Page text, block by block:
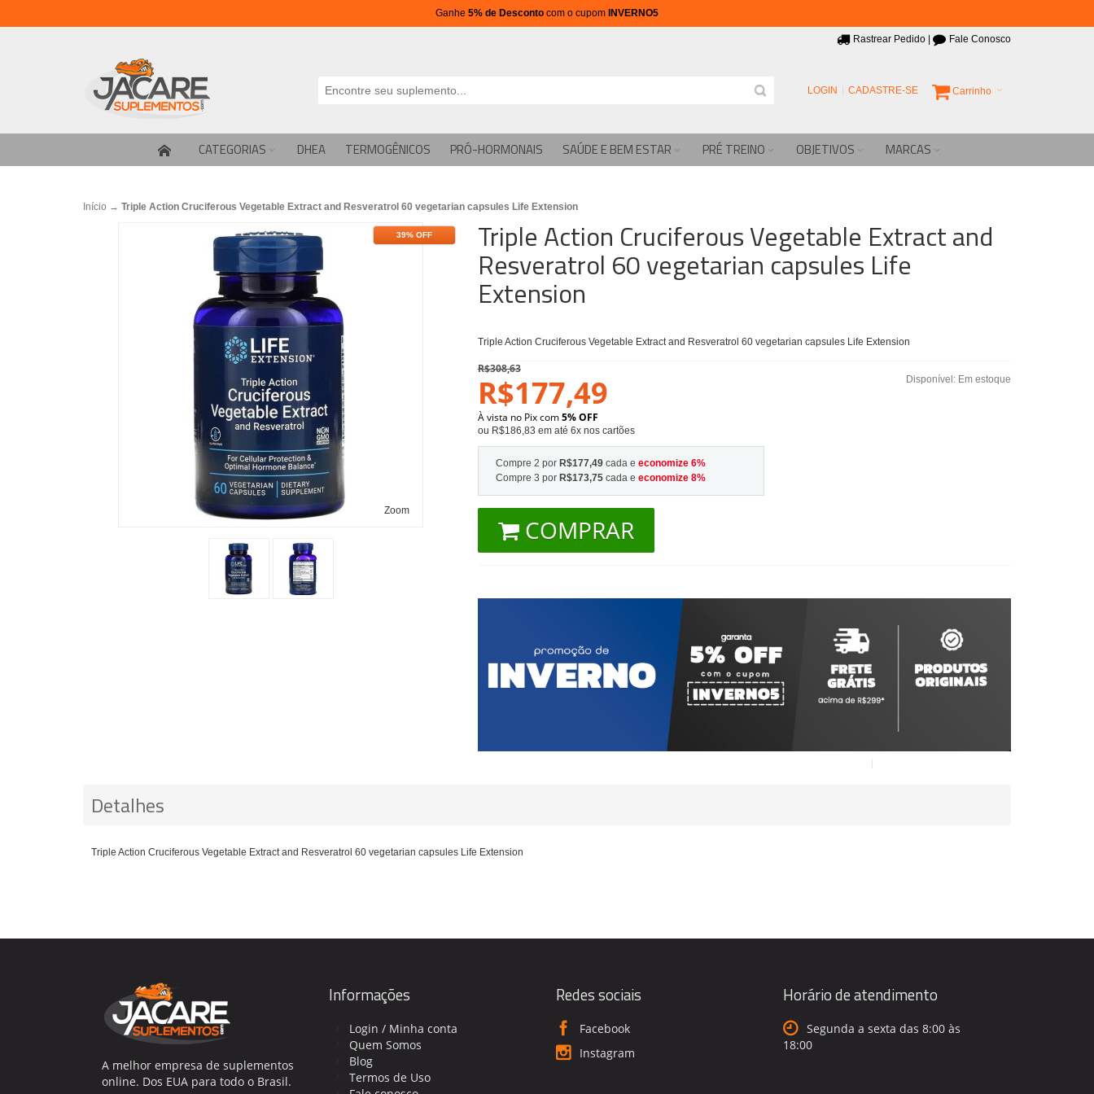
Ganhe 5% de Desconto com o cupom INVERNO5
Rastrear Pedido Fale Conosco
Carrinho
LOGIN CADASTRE-SE
CATEGORIAS DHEA TERMOGÊNICOS PRÓ-HORMONAIS SAÚDE E BEM ESTAR PRÉ TREINO OBJETIVOS MARCAS
Início → Triple Action Cruciferous Vegetable Extract and Resveratrol 60 vegetarian capsules Life Extension
Zoom
39% OFF Triple Action Cruciferous Vegetable Extract and
Resveratrol 60 vegetarian capsules Life
Extension
Triple Action Cruciferous Vegetable Extract and Resveratrol 60 vegetarian capsules Life Extension
Disponível: Em estoque
R$308,63
R$177,49
À vista no Pix com5% OFF
ou R$186,83 em até 6x nos cartões
Compre 2 por R$177,49cada e economize 6%
Compre 3 por R$173,75cada e economize 8%
COMPRAR
Detalhes
Triple Action Cruciferous Vegetable Extract and Resveratrol 60 vegetarian capsules Life Extension
A melhor empresa de suplementos
online. Dos EUA para todo o Brasil.
Informações
Login / Minha conta
Quem Somos
Blog
Termos de Uso
Redes sociais
Facebook
Instagram
Horário de atendimento
Segunda a sexta das 8:00 às
18:00